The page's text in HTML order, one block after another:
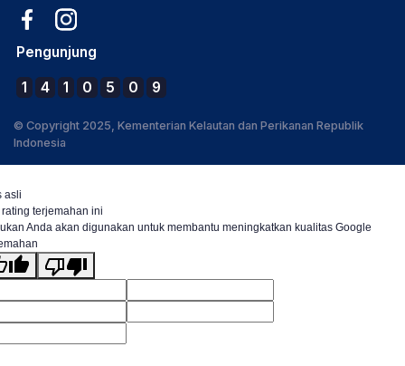
Pengunjung
1 4 1 0 5 0 9
© Copyright 2025, Kementerian Kelautan dan Perikanan Republik
Indonesia
asli
terjemahan ini
Anda akan digunakan untuk membantu meningkatkan kualitas Google